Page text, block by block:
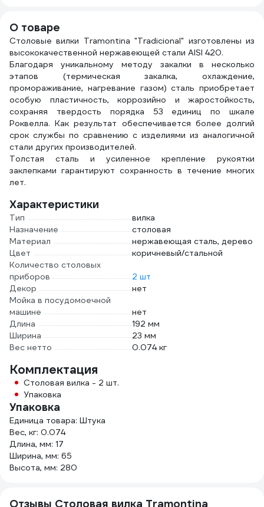
О товаре
Столовые вилки Tramontina "Tradicional" изготовлены из
высококачественной нержавеющей стали AISI 420.
Благодаря уникальному методу закалки в несколько
этапов (термическая закалка, охлаждение,
промораживание, нагревание газом) сталь приобретает
особую пластичность, коррозийно и жаростойкость,
сохраняя твердость порядка 53 единиц по шкале
Роквелла. Как результат обеспечивается более долгий
срок службы по сравнению с изделиями из аналогичной
стали других производителей.
Толстая сталь и усиленное крепление рукоятки
заклепками гарантируют сохранность в течение многих
лет.
Характеристики
Тип
вилка
Назначение
столовая
Материал
нержавеющая сталь, дерево
Цвет
коричневый/стальной
Количество столовых
приборов
2 шт
Декор
нет
Мойка в посудомоечной
машине
нет
Длина
192 мм
Ширина
23 мм
Вес нетто
0.074 кг
Комплектация
Столовая вилка - 2 шт.
Упаковка
Упаковка
Единица товара: Штука
Вес, кг: 0.074
Длина, мм: 17
Ширина, мм: 65
Высота, мм: 280
Отзывы Столовая вилка Tramontina